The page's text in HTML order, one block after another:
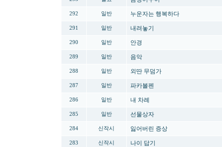
292 일반 누운자는 행복하다
291 일반 내려놓기
290 일반 안경
289 일반 음악
288 일반 외딴 무덤가
287 일반 파카볼펜
286 일반 내 차례
285 일반 선물상자
284 신작시 잃어버린 증상
283 신작시 나이 답기